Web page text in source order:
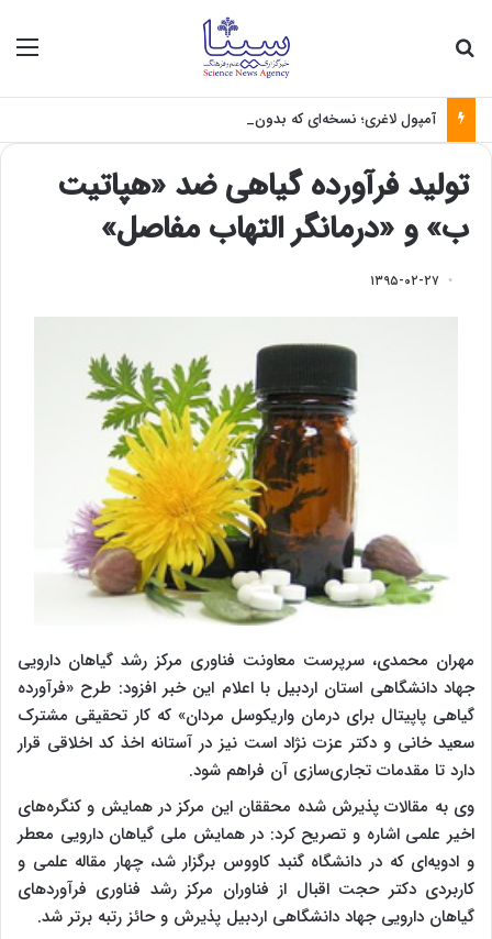
آمپول لاغری؛ نسخه‌ای که بدون تغذیه خطرناک می‌شود
تولید فرآورده گیاهی ضد «هپاتیت
ب» و «درمانگر التهاب مفاصل»
۱۳۹۵-۰۲-۲۷
مهران محمدی، سرپرست معاونت فناوری مرکز رشد گیاهان دارویی
جهاد دانشگاهی استان اردبیل با اعلام این خبر افزود: طرح «فرآورده‌
گیاهی پاپیتال برای درمان واریکوسل مردان» که کار تحقیقی مشترک
سعید خانی و دکتر عزت نژاد است نیز در آستانه اخذ کد اخلاقی قرار
دارد تا مقدمات تجاری‌سازی آن فراهم شود.
وی به مقالات پذیرش شده محققان این مرکز در همایش و کنگره‌های
اخیر علمی اشاره و تصریح کرد: در همایش ملی گیاهان دارویی معطر
و ادویه‌ای که در دانشگاه گنبد کاووس برگزار شد، چهار مقاله علمی و
کاربردی دکتر حجت اقبال از فناوران مرکز رشد فناوری فرآورد‌های
گیاهان دارویی جهاد دانشگاهی اردبیل پذیرش و حائز رتبه‌ برتر شد.